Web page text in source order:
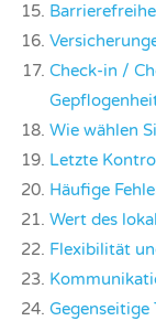
Check-in /
Wie wählen
Letzte
Häufige
Wert des
Flexibilität
Gegenseitige